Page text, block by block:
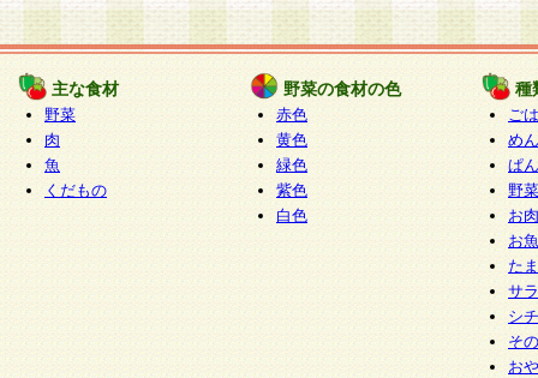
主な食材
野菜
肉
魚
くだもの
野菜の食材の色
赤色
黄色
緑色
紫色
白色
種
ご
めん
ぱん
野
お
お
た
サ
シ
そ
お